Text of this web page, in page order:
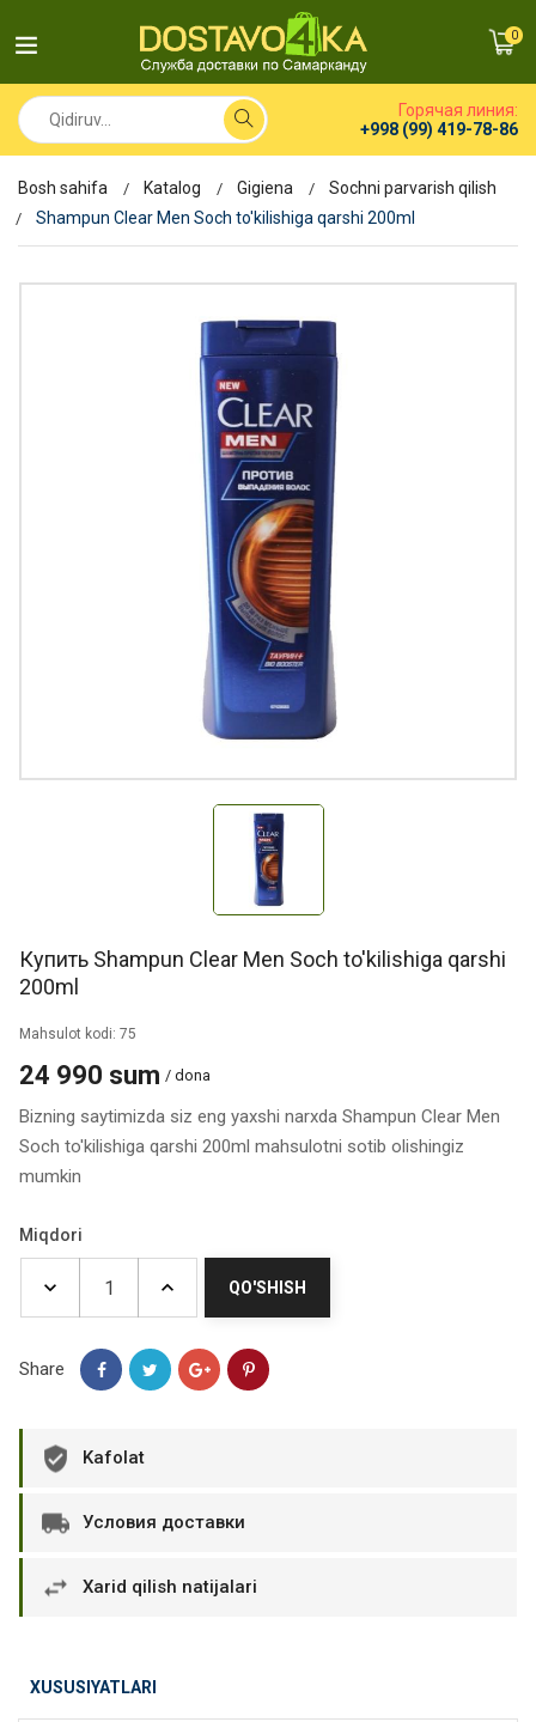
0
Горячая линия:
+998 (99) 419-78-86
Bosh sahifa Katalog Gigiena
Sochni parvarish qilish
Shampun Clear Men Soch to'kilishiga qarshi 200ml
Купить Shampun Clear Men Soch to'kilishiga qarshi
200ml
Mahsulot kodi: 75
24 990 sum / dona
Bizning saytimizda siz eng yaxshi narxda Shampun Clear Men
Soch to'kilishiga qarshi 200ml mahsulotni sotib olishingiz
mumkin
Miqdori
QO'SHISH
Share
Kafolat
Условия доставки
Xarid qilish natijalari
XUSUSIYATLARI